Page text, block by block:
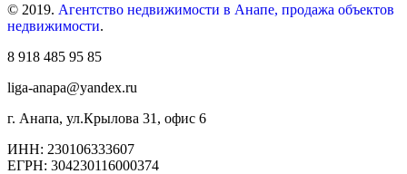
© 2019. Агентство недвижимости в Анапе, продажа объектов
недвижимости.
8 918 485 95 85
liga-anapa@yandex.ru
г. Анапа, ул.Крылова 31, офис 6
ИНН: 230106333607
ЕГРН: 304230116000374